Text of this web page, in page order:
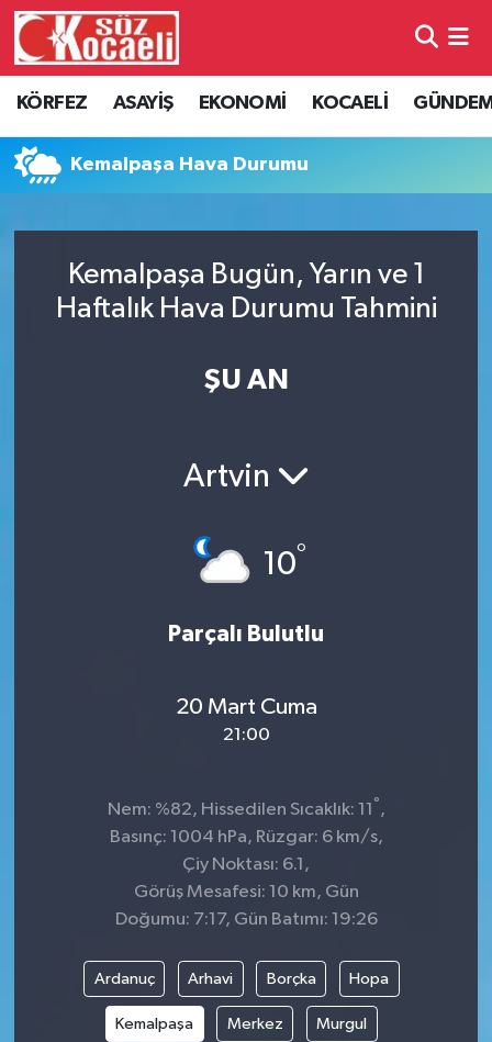
KÖRFEZ ASAYİŞ EKONOMİ KOCAELİ
Kemalpaşa Hava Durumu
Kemalpaşa Bugün, Yarın ve 1
Haftalık Hava Durumu Tahmini
ŞU AN
Artvin
10°
Parçalı Bulutlu
20 Mart Cuma
21:00
Nem: %82, Hissedilen Sıcaklık: 11 ° ,
Basınç: 1004 hPa, Rüzgar: 6 km/s,
Çiy Noktası: 6.1,
Görüş Mesafesi: 10 km, Gün
Doğumu: 7:17, Gün Batımı: 19:26
Ardanuç Arhavi Borçka Hopa
Kemalpaşa Merkez Murgul
Kocaeli Hava Durumu
Kocaeli Namaz Vakitleri
Süper Lig Puan Durumu ve Fikstür